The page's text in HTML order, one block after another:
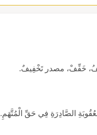
خَفِّفْ، مصدر تَخْفِيفٌ.
الصَّادِرَةِ فِي حَقِّ الْمُتَّهَمِ.